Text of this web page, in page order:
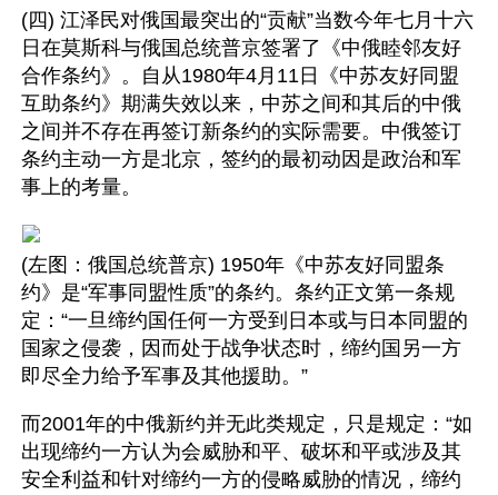
(四) 江泽民对俄国最突出的“贡献”当数今年七月十六
日在莫斯科与俄国总统普京签署了《中俄睦邻友好
合作条约》。自从1980年4月11日《中苏友好同盟
互助条约》期满失效以来，中苏之间和其后的中俄
之间并不存在再签订新条约的实际需要。中俄签订
条约主动一方是北京，签约的最初动因是政治和军
事上的考量。
(左图：俄国总统普京) 1950年《中苏友好同盟条
约》是“军事同盟性质”的条约。条约正文第一条规
定：“一旦缔约国任何一方受到日本或与日本同盟的
国家之侵袭，因而处于战争状态时，缔约国另一方
即尽全力给予军事及其他援助。”
而2001年的中俄新约并无此类规定，只是规定：“如
出现缔约一方认为会威胁和平、破坏和平或涉及其
安全利益和针对缔约一方的侵略威胁的情况，缔约